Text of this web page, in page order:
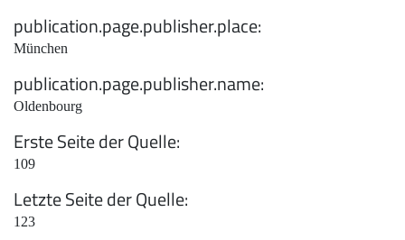
publication.page.publisher.place
München
publication.page.publisher.name
Oldenbourg
Erste Seite der Quelle
109
Letzte Seite der Quelle
123